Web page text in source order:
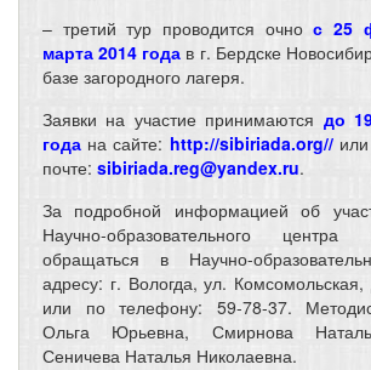
– третий тур проводится очнос 25
марта 2014 года в г. Бердске
базе загородного лагеря.
Заявки на участие принимаются до
года на сайте: http://sibiriada.org//или
почте: sibiriada.reg@yandex.ru.
За подробной информацией об
Научно-образовательного
обращаться в Научно-
адресу: г. Вологда, ул.
или по телефону: 59-78-37.
Ольга Юрьевна, Смирнова
Сеничева Наталья Николаевна.